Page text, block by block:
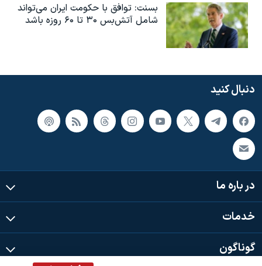
بسنت: توافق با حکومت ایران می‌تواند
شامل آتش‌بس ۳۰ تا ۶۰ روزه باشد
دنبال کنید
در باره ما
خدمات
گوناگون